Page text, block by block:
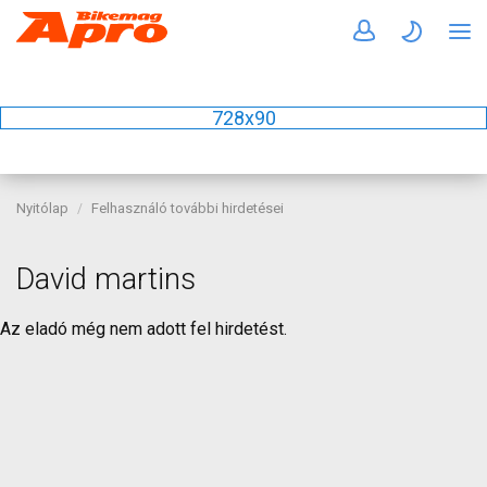
728x90
Nyitólap Felhasználó további hirdetései
David martins
Az eladó még nem adott fel hirdetést.